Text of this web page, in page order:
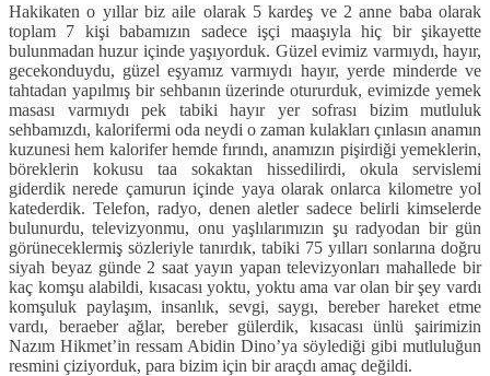
Hakikaten o yıllar biz aile olarak 5 kardeş ve 2 anne baba olarak
toplam 7 kişi babamızın sadece işçi maaşıyla hiç bir şikayette
bulunmadan huzur içinde yaşıyorduk. Güzel evimiz varmıydı, hayır,
gecekonduydu, güzel eşyamız varmıydı hayır, yerde minderde ve
tahtadan yapılmış bir sehbanın üzerinde otururduk, evimizde yemek
masası varmıydı pek tabiki hayır yer sofrası bizim mutluluk
sehbamızdı, kalorifermi oda neydi o zaman kulakları çınlasın anamın
kuzunesi hem kalorifer hemde fırındı, anamızın pişirdiği yemeklerin,
böreklerin kokusu taa sokaktan hissedilirdi, okula servislemi
giderdik nerede çamurun içinde yaya olarak onlarca kilometre yol
katederdik. Telefon, radyo, denen aletler sadece belirli kimselerde
bulunurdu, televizyonmu, onu yaşlılarımızın şu radyodan bir gün
görüneceklermiş sözleriyle tanırdık, tabiki 75 yılları sonlarına doğru
siyah beyaz günde 2 saat yayın yapan televizyonları mahallede bir
kaç komşu alabildi, kısacası yoktu, yoktu ama var olan bir şey vardı
komşuluk paylaşım, insanlık, sevgi, saygı, bereber hareket etme
vardı, beraeber ağlar, bereber gülerdik, kısacası ünlü şairimizin
Nazım Hikmet’in ressam Abidin Dino’ya söylediği gibi mutluluğun
resmini çiziyorduk, para bizim için bir araçdı amaç değildi.